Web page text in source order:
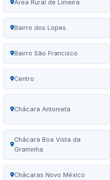
Área Rural de Limeira
Bairro dos Lopes
Bairro São Francisco
Centro
Chácara Antonieta
Chácara Boa Vista da
Graminha
Chácaras Novo México